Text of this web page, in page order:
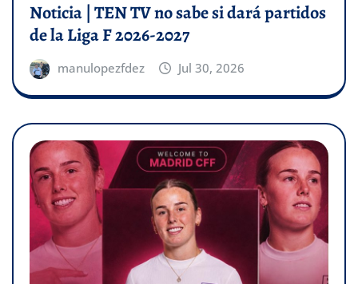
Noticia | TEN TV no sabe si dará partidos
de la Liga F 2026-2027
manulopezfdez Jul 30, 2026